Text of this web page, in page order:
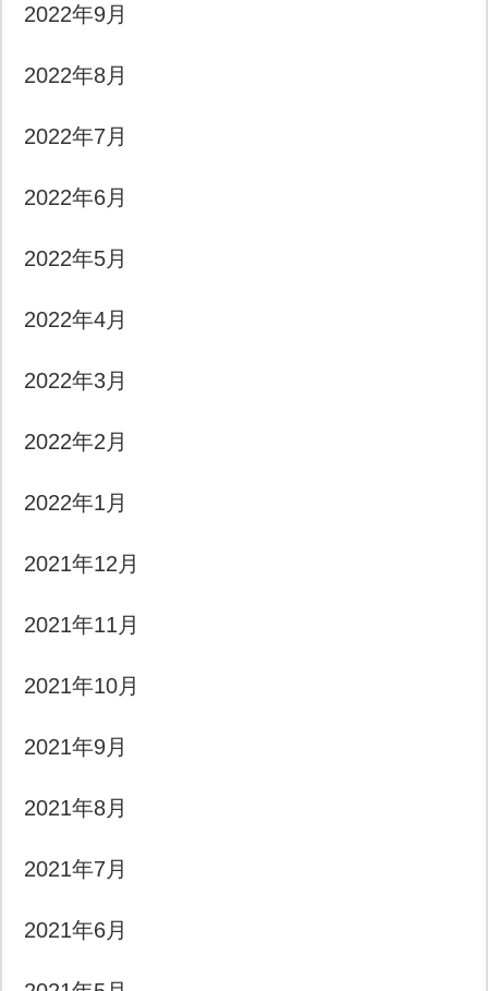
2022年9月
2022年8月
2022年7月
2022年6月
2022年5月
2022年4月
2022年3月
2022年2月
2022年1月
2021年12月
2021年11月
2021年10月
2021年9月
2021年8月
2021年7月
2021年6月